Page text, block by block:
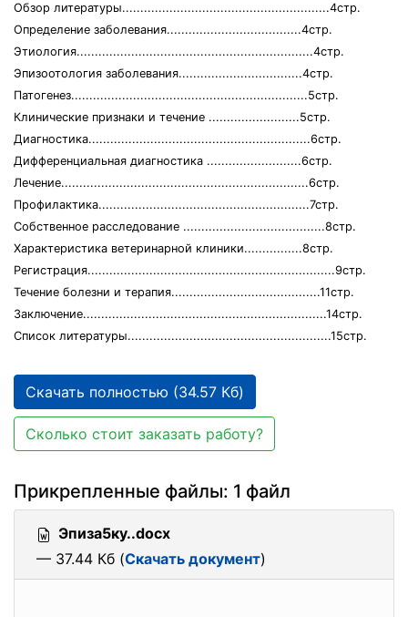
Обзор литературы.........................................................4стр.
Определение заболевания.....................................4стр.
Этиология.................................................................4стр.
Эпизоотология заболевания..................................4стр.
Патогенез.................................................................5стр.
Клинические признаки и течение .........................5стр.
Диагностика.............................................................6стр.
Дифференциальная диагностика ..........................6стр.
Лечение....................................................................6стр.
Профилактика..........................................................7стр.
Собственное расследование .......................................8стр.
Характеристика ветеринарной клиники................8стр.
Регистрация....................................................................9стр.
Течение болезни и терапия.........................................11стр.
Заключение...................................................................14стр.
Список литературы........................................................15стр.
Скачать полностью (34.57 Кб)
Сколько стоит заказать работу?
Прикрепленные файлы: 1 файл
Эпиза5ку..docx
— 37.44 Кб (Скачать документ)